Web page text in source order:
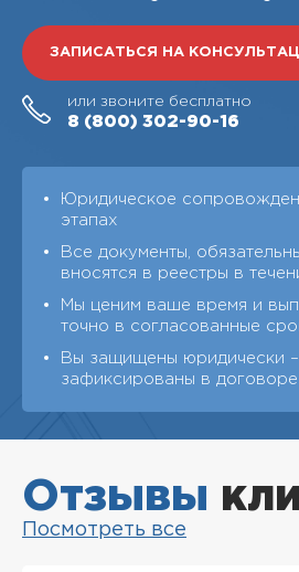
ЗАПИСАТЬСЯ НА
или звоните бесплатно
8 (800) 302-90-16
Юридическое
этапах
Все документы,
вносятся в реестры в
Мы ценим ваше время и
точно в согласованные
Вы защищены юридически –
зафиксированы в договоре
Отзывы
Посмотреть все